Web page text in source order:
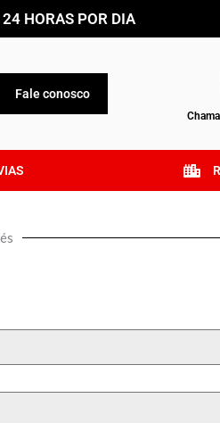
HORAS POR DIA
Fale conosco